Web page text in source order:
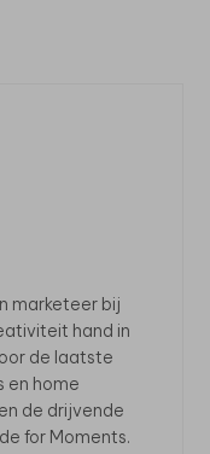
marketeer bij
hand in
de laatste
en home
de drijvende
for Moments.